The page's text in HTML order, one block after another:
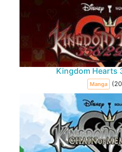
Kingdom Hearts
Manga